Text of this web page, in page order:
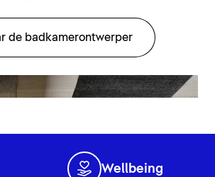
de badkamerontwerper
Wellbeing